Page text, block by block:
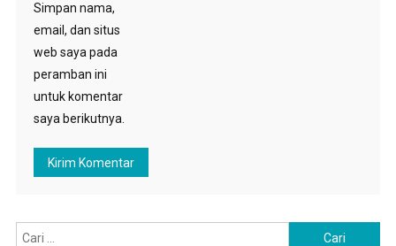
Simpan nama,
email, dan situs
web saya pada
peramban ini
untuk komentar
saya berikutnya.